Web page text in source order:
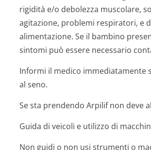
rigidità e/o debolezza muscolare,
agitazione, problemi respiratori, e
alimentazione. Se il bambino
sintomi può essere necessario
Informi il medico immediatamente
al seno.
Se sta prendendo Arpilif non deve
Guida di veicoli e utilizzo di
Non guidi o non usi strumenti o